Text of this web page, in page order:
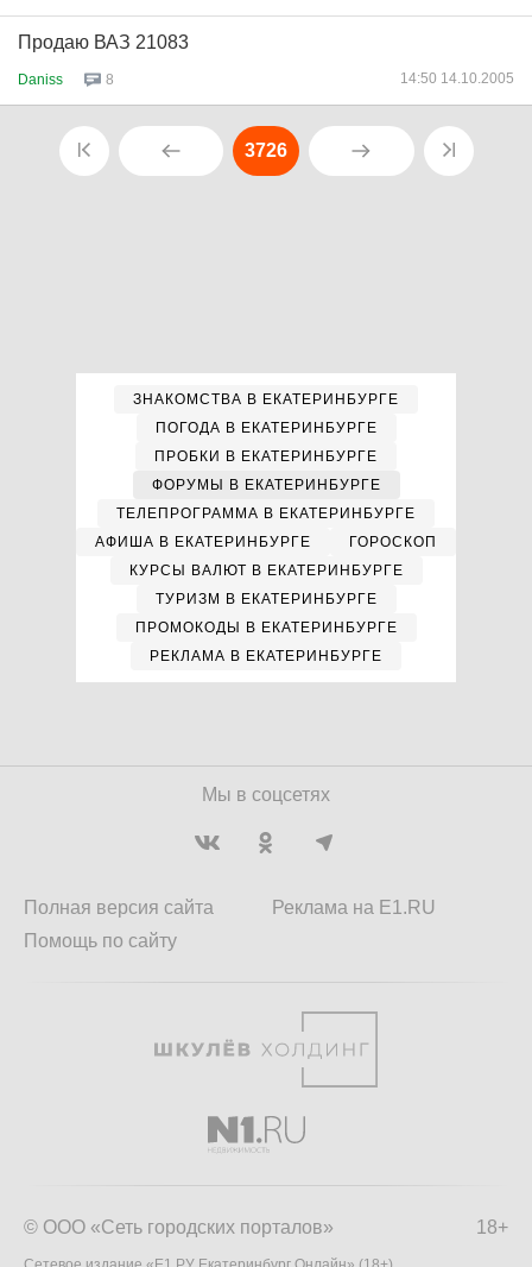
Продаю ВАЗ 21083
Daniss 8 14:50 14.10.2005
3726
ЗНАКОМСТВА В ЕКАТЕРИНБУРГЕ
ПОГОДА В ЕКАТЕРИНБУРГЕ
ПРОБКИ В ЕКАТЕРИНБУРГЕ
ФОРУМЫ В ЕКАТЕРИНБУРГЕ
ТЕЛЕПРОГРАММА В ЕКАТЕРИНБУРГЕ
АФИША В ЕКАТЕРИНБУРГЕ
ГОРОСКОП
КУРСЫ ВАЛЮТ В ЕКАТЕРИНБУРГЕ
ТУРИЗМ В ЕКАТЕРИНБУРГЕ
ПРОМОКОДЫ В ЕКАТЕРИНБУРГЕ
РЕКЛАМА В ЕКАТЕРИНБУРГЕ
Мы в соцсетях
Полная версия сайта
Помощь по сайту
Реклама на E1.RU
18+
© ООО «Сеть городских порталов»